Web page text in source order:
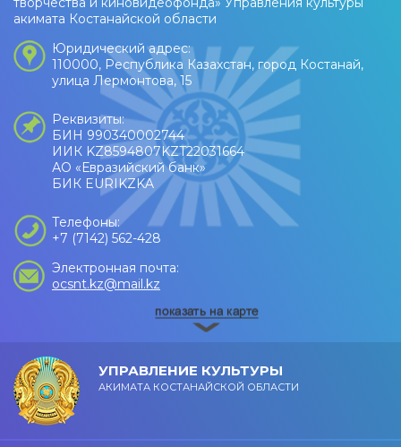
акимата Костанайской области
Юридический адрес:
110000, Республика Казахстан, город Костанай,
улица Лермонтова, 15
Реквизиты:
БИН 990340002744
ИИК KZ8594807KZT22031664
АО «Евразийский банк»
БИК EURIKZKA
Телефоны:
+7 (7142) 562-428
Электронная почта:
ocsnt.kz@mail.kz
УПРАВЛЕНИЕ КУЛЬТУРЫ
АКИМАТА КОСТАНАЙСКОЙ ОБЛАСТИ